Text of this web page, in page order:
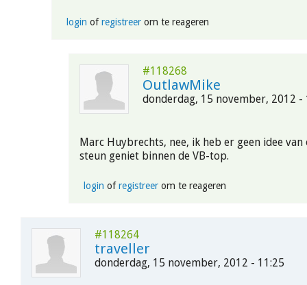
login ofregistreerom te reageren
#118268
OutlawMike
donderdag, 15 november, 2012 -
Marc Huybrechts, nee, ik heb er geen idee
steun geniet binnen de VB-top.
login ofregistreerom te reageren
#118264
traveller
donderdag, 15 november, 2012 - 11:25